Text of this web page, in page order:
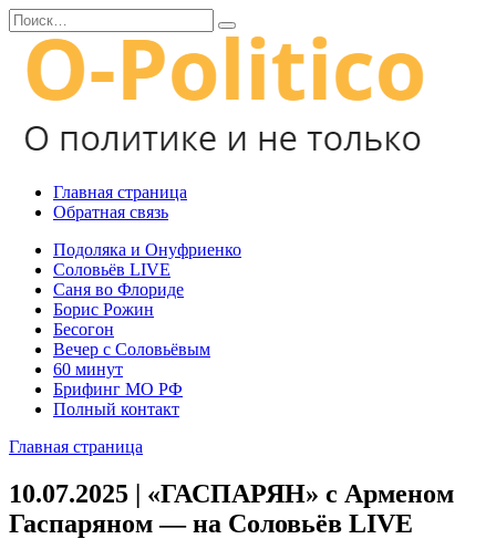
Перейти
к
содержанию
Search
for:
Главная страница
Обратная связь
Подоляка и Онуфриенко
Соловьёв LIVE
Саня во Флориде
Борис Рожин
Бесогон
Вечер с Соловьёвым
60 минут
Брифинг МО РФ
Полный контакт
Главная страница
10.07.2025 | «ГАСПАРЯН» с Арменом
Гаспаряном — на Соловьёв LIVE